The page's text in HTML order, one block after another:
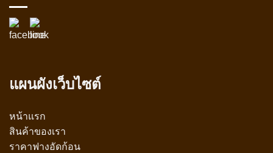
แผนผังเว็บไซต์
หน้าแรก
สินค้าของเรา
ราคาฟางอัดก้อน